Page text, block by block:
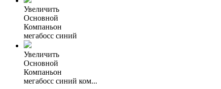
Увеличить
Основной
Компаньон
мегабосс синий
Увеличить
Основной
Компаньон
мегабосс синий ком...